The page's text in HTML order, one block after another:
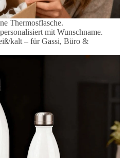
Thermosflasche.
mit Wunschname.
kalt – für Gassi, Büro &